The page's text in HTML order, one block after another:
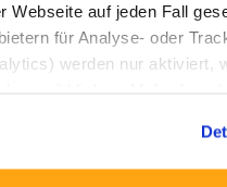
Webseite auf jeden Fall
für Analyse- oder
werden nur aktiviert,
.